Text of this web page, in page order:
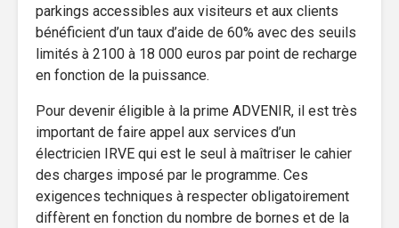
parkings accessibles aux visiteurs et aux clients
bénéficient d’un taux d’aide de 60% avec des seuils
limités à 2100 à 18 000 euros par point de recharge
en fonction de la puissance.
Pour devenir éligible à la prime ADVENIR, il est très
important de faire appel aux services d’un
électricien IRVE qui est le seul à maîtriser le cahier
des charges imposé par le programme. Ces
exigences techniques à respecter obligatoirement
diffèrent en fonction du nombre de bornes et de la